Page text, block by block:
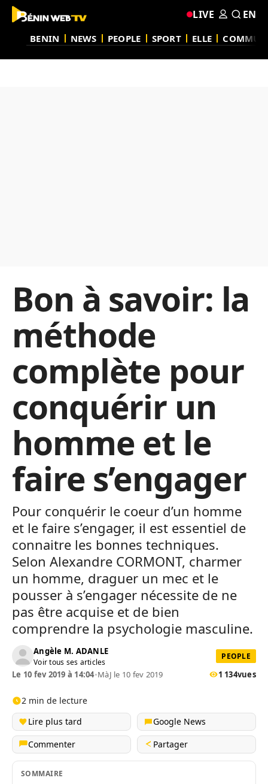
BENIN NEWS PEOPLE SPORT ELLE
LIVE EN
Bon à savoir: la
méthode
complète pour
conquérir un
homme et le
faire s’engager
Pour conquérir le coeur d’un homme
et le faire s’engager, il est essentiel de
connaitre les bonnes techniques.
Selon Alexandre CORMONT, charmer
un homme, draguer un mec et le
pousser à s’engager nécessite de ne
pas être acquise et de bien
comprendre la psychologie masculine.
Angèle M. ADANLE
Voir tous ses articles
PEOPLE
Le 10 fev 2019 à 14:04•MàJ le 10 fev 2019 1 134vues
2 min de lecture
Lire plus tard
Google News
Commenter
Partager
SOMMAIRE